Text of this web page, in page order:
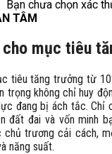
Bạn chưa chọn xác
TÂM
mục tiêu
tiêu tăng trưởng từ
trọng không chỉ huy
đang bị ách tắc. Chỉ
đất đai và vốn minh
chủ trương cải cách,
năng suất.